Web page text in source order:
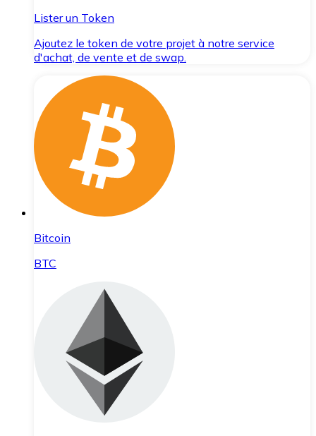
Lister un Token
Ajoutez le token de votre projet à notre service
d'achat, de vente et de swap.
Bitcoin
BTC